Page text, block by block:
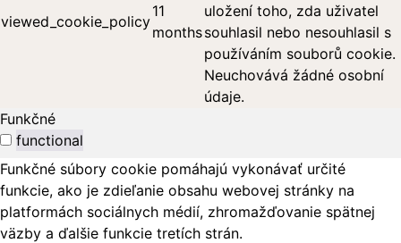
viewed_cookie_policy
11
months
uložení toho, zda uživatel
souhlasil nebo nesouhlasil s
používáním souborů cookie.
Neuchovává žádné osobní
údaje.
Funkčné
functional
Funkčné súbory cookie pomáhajú vykonávať určité
funkcie, ako je zdieľanie obsahu webovej stránky na
platformách sociálnych médií, zhromažďovanie spätnej
väzby a ďalšie funkcie tretích strán.